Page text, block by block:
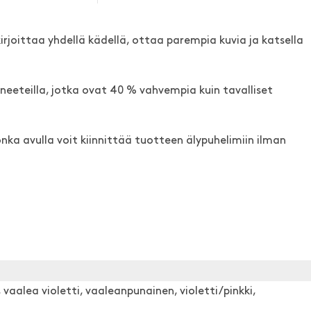
yhdellä kädellä, ottaa parempia kuvia ja katsella
jotka ovat 40 % vahvempia kuin tavalliset
avulla voit kiinnittää tuotteen älypuhelimiin ilman
violetti, vaaleanpunainen, violetti/pinkki,